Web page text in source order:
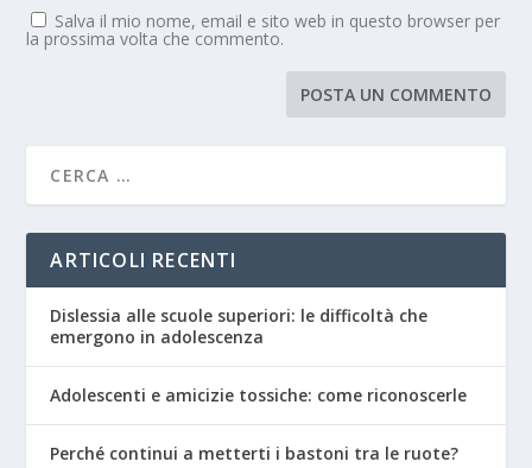
Salva il mio nome, email e sito web in questo browser per
la prossima volta che commento.
ARTICOLI RECENTI
Dislessia alle scuole superiori: le difficoltà che
emergono in adolescenza
Adolescenti e amicizie tossiche: come riconoscerle
Perché continui a metterti i bastoni tra le ruote?